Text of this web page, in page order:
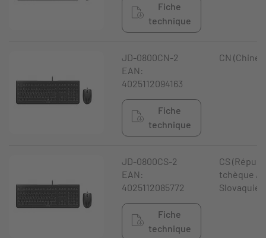
Fiche
technique
JD-0800CN-2
EAN:
4025112094163
Fiche
technique
CN (Chine)
JD-0800CS-2
EAN:
4025112085772
Fiche
technique
CS
tchèque /
Slovaquie)